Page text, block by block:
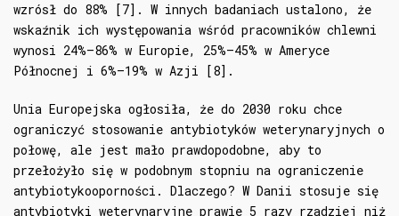
wzrósł do 88% [7]. W innych badaniach ustalono, że
wskaźnik ich występowania wśród pracowników chlewni
wynosi 24%–86% w Europie, 25%–45% w Ameryce
Północnej i 6%–19% w Azji [8].
Unia Europejska ogłosiła, że do 2030 roku chce
ograniczyć stosowanie antybiotyków weterynaryjnych o
połowę, ale jest mało prawdopodobne, aby to
przełożyło się w podobnym stopniu na ograniczenie
antybiotykooporności. Dlaczego? W Danii stosuje się
antybiotyki weterynaryjne prawie 5 razy rzadziej niż